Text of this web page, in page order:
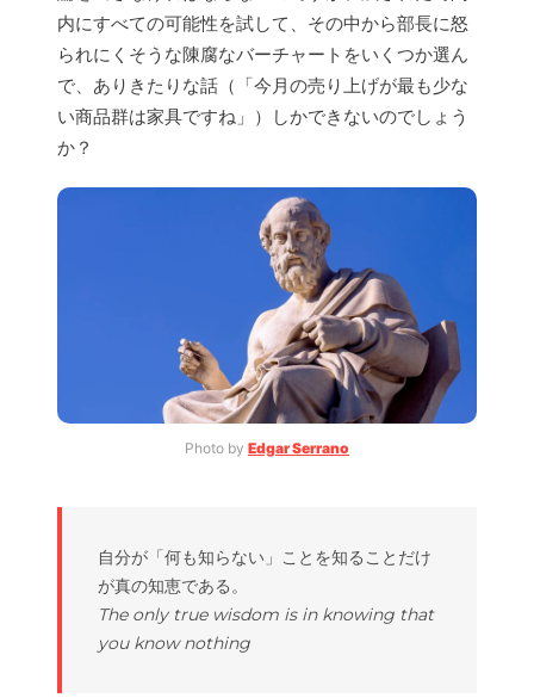
内にすべての可能性を試して、その中から部長に怒
られにくそうな陳腐なバーチャートをいくつか選ん
で、ありきたりな話（「今月の売り上げが最も少な
い商品群は家具ですね」）しかできないのでしょう
か？
Photo by Edgar Serrano
自分が「何も知らない」ことを知ることだけ
が真の知恵である。
The only true wisdom is in knowing that
you know nothing